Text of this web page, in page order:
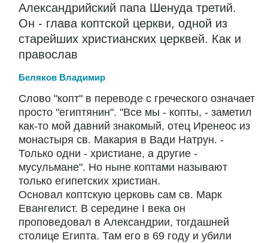
Александрийский папа Шенуда третий.
Он - глава коптской церкви, одной из
старейших христианских церквей. Как и
православ
Беляков Владимир
Слово "копт" в переводе с греческого означает
просто "египтянин". "Все мы - копты, - заметил
как-то мой давний знакомый, отец Иренеос из
монастыря св. Макария в Вади Натрун. -
Только одни - христиане, а другие -
мусульмане". Но ныне коптами называют
только египетских христиан.
Основал коптскую церковь сам св. Марк
Евангелист. В середине I века он
проповедовал в Александрии, тогдашней
столице Египта. Там его в 69 году и убили